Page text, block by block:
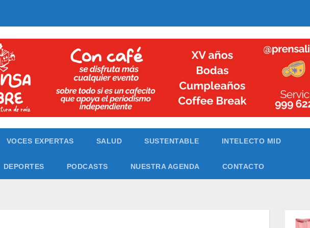
VOCES EXPERTAS SALUD SUSTENTABLE INTELECTO MID
DEPORTES PODCASTS NUESTRA AGENDA CONTACTO